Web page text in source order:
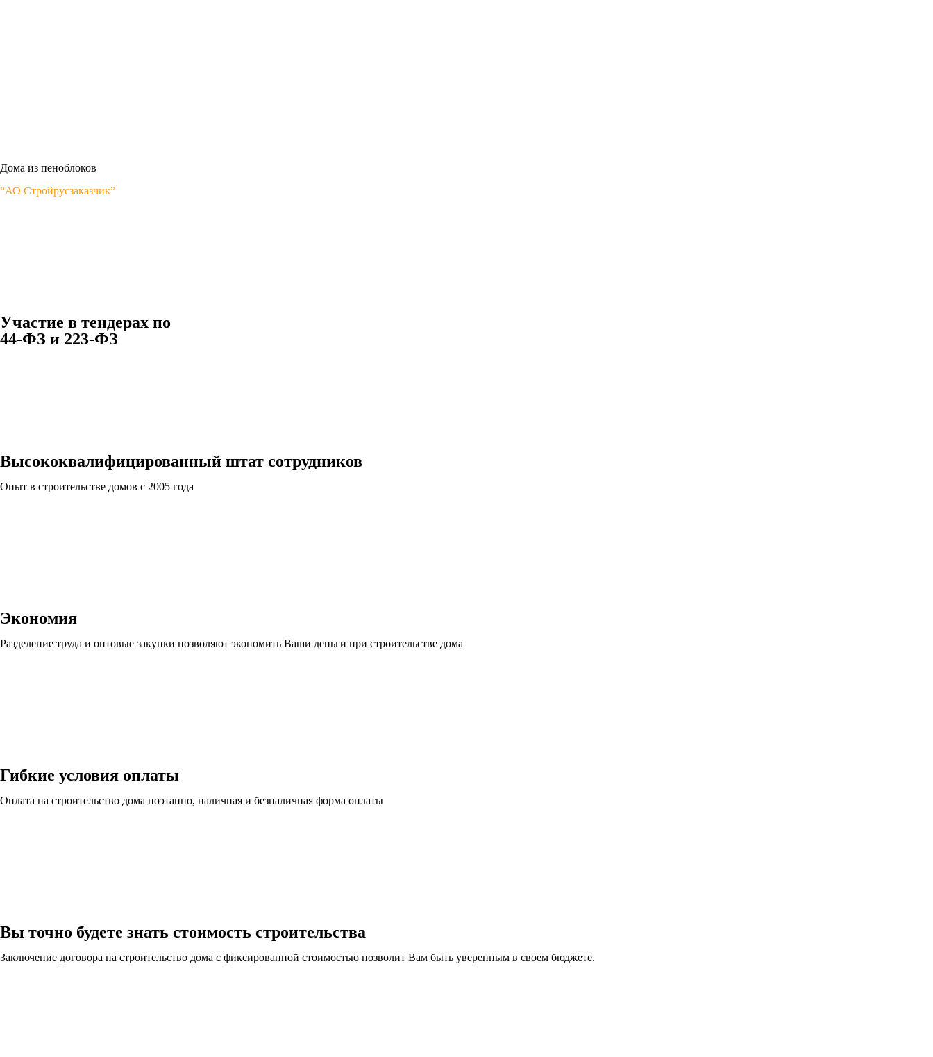
Дома из пеноблоков
“АО Стройрусзаказчик”
Участие в тендерах по
44-ФЗ и 223-ФЗ
Высококвалифицированный штат сотрудников
Опыт в строительстве домов с 2005 года
Экономия
Разделение труда и оптовые закупки позволяют экономить Ваши деньги при строительстве дома
Гибкие условия оплаты
Оплата на строительство дома поэтапно, наличная и безналичная форма оплаты
Вы точно будете знать стоимость строительства
Заключение договора на строительство дома с фиксированной стоимостью позволит Вам быть уверенным в своем бюджете.